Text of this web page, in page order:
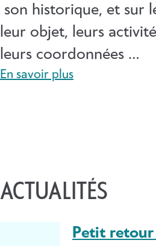
son historique, et sur
leur objet, leurs
leurs coordonnées …
En savoir plus
ACTUALITÉS
Petit retour